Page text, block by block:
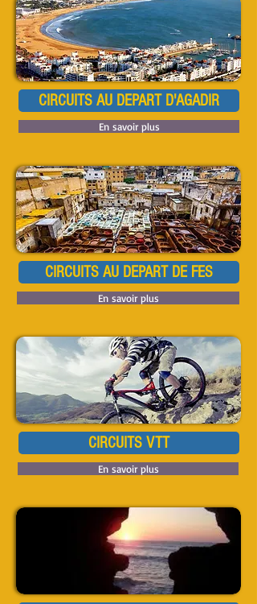
CIRCUITS AU DEPART D'AGADIR
En savoir plus
CIRCUITS AU DEPART DE FES
En savoir plus
CIRCUITS VTT
En savoir plus